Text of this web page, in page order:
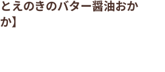
とえのきのバター醤油おか
か】